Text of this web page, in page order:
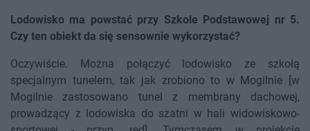
Lodowisko ma powstać przy Szkole Podstawowej nr 5.
Czy ten obiekt da się sensownie wykorzystać?
Oczywiście. Można połączyć lodowisko ze szkołą
specjalnym tunelem, tak jak zrobiono to w Mogilnie [w
Mogilnie zastosowano tunel z membrany dachowej,
prowadzący z lodowiska do szatni w hali widowiskowo-